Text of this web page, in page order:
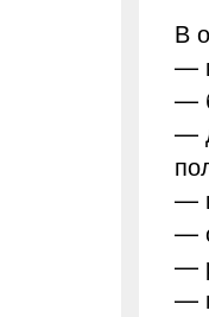
В
—
—
—
—
—
—
—